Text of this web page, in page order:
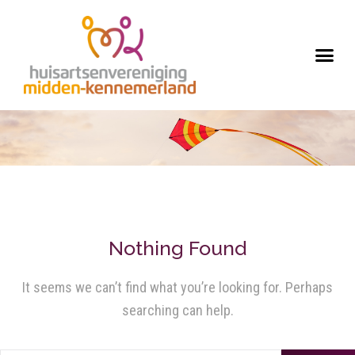
Nothing Found
It seems we can’t find what you’re looking for. Perhaps
searching can help.